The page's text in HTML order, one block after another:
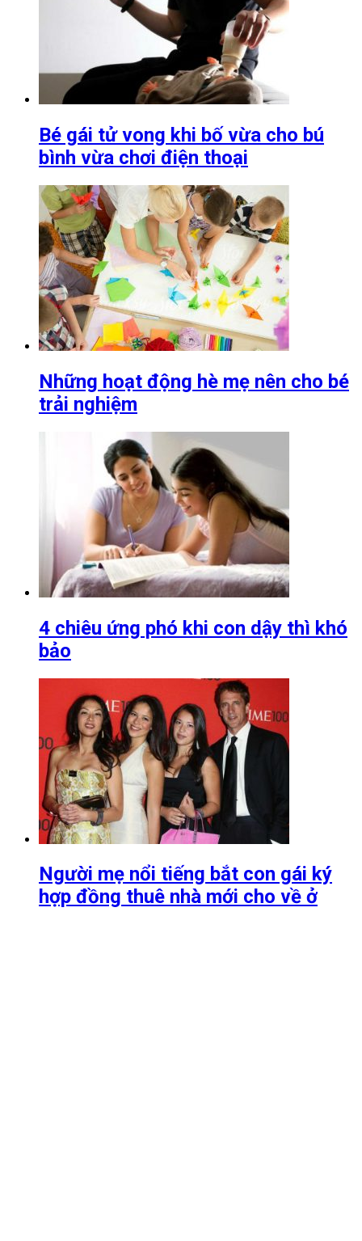
Bé gái tử vong khi bố vừa cho bú
bình vừa chơi điện thoại
Những hoạt động hè mẹ nên cho bé
trải nghiệm
4 chiêu ứng phó khi con dậy thì khó
bảo
Người mẹ nổi tiếng bắt con gái ký
hợp đồng thuê nhà mới cho về ở